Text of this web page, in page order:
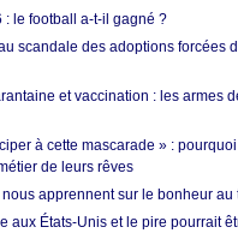
le football a-t-il gagné ?
scandale des adoptions forcées
et vaccination : les armes
à cette mascarade » :
de leurs rêves
apprennent sur le bonheur au
aux États-Unis et le pire pourrait